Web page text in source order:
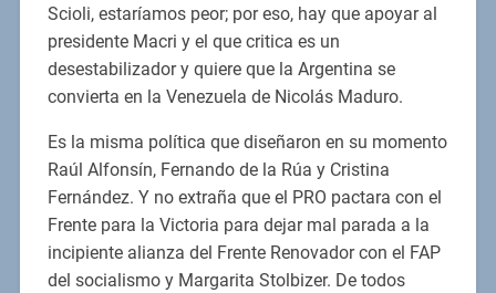
Scioli, estaríamos peor; por eso, hay que apoyar al
presidente Macri y el que critica es un
desestabilizador y quiere que la Argentina se
convierta en la Venezuela de Nicolás Maduro.
Es la misma política que diseñaron en su momento
Raúl Alfonsín, Fernando de la Rúa y Cristina
Fernández. Y no extraña que el PRO pactara con el
Frente para la Victoria para dejar mal parada a la
incipiente alianza del Frente Renovador con el FAP
del socialismo y Margarita Stolbizer. De todos